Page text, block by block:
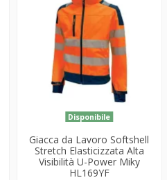
Disponibile
Giacca da Lavoro Softshell
Stretch Elasticizzata Alta
Visibilità U-Power Miky
HL169YF